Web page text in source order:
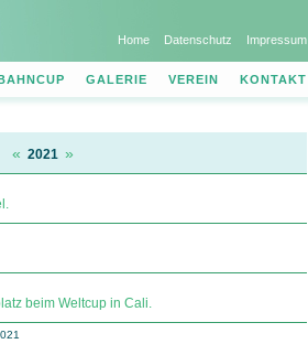
Home Datenschutz Impressum
GALERIE VEREIN KONTAKT
« 2021 »
beim Weltcup in Cali.